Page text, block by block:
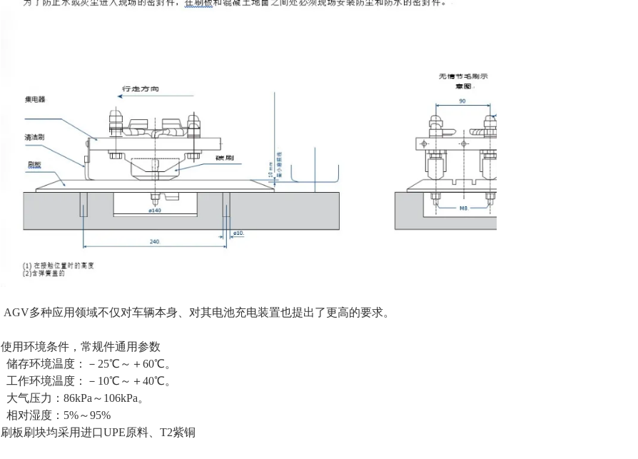
AGV多种应用领域不仅对车辆本身、对其电池充电装置也提出了更高的要求。
使用环境条件，常规件通用参数
储存环境温度：－25℃～＋60℃。
工作环境温度：－10℃～＋40℃。
大气压力：86kPa～106kPa。
相对湿度：5%～95%
刷板刷块均采用进口UPE原料、T2紫铜